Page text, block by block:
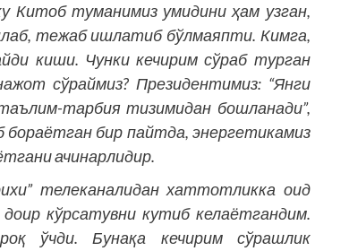
Китоб туманимиз умидини ҳам узган,
тежаб ишлатиб бўлмаяпти. Кимга,
киши. Чунки кечирим сўраб турган
сўраймиз? Президентимиз: “Янги
тарбия тизимидан бошланади”,
бир пайтда, энергетикамиз
ачинарлидир.
телеканалидан хаттотликка оид
кўрсатувни кутиб келаётгандим.
ўчди. Бунақа кечирим сўрашлик